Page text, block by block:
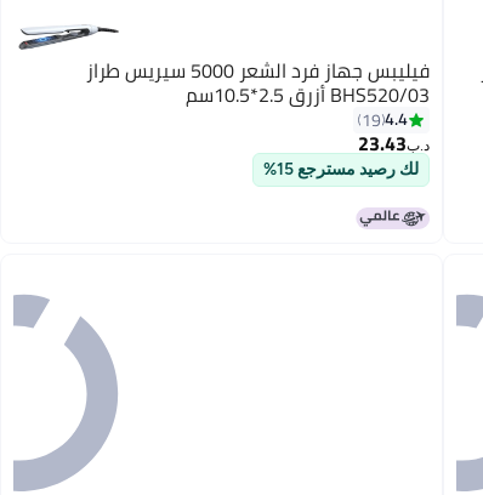
فيليبس جهاز فرد الشعر 5000 سيريس طراز
BHS520/03 أزرق 2.5*10.5سم
4.4
19
د.ب‏23.43
لك رصيد مسترجع 15%